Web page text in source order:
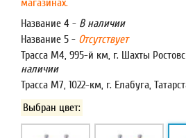
магазинах.
Название 4 - В наличии
Название 5 - Отсутствует
Трасса М4, 995-й км, г. Шахты
наличии
Трасса М7, 1022-км, г. Елабуга,
Выбран цвет: